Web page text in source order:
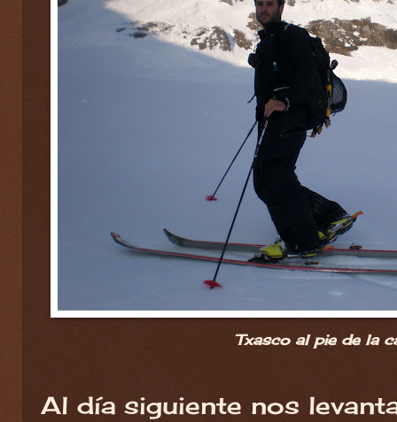
Txasco al pie de la
Al día siguiente nos